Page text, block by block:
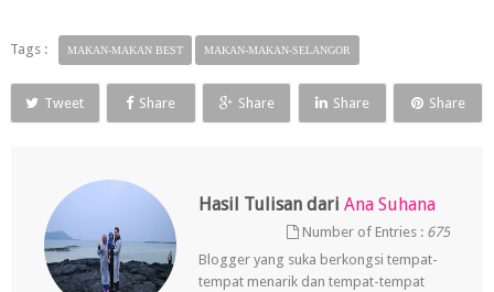
Tags : MAKAN-MAKAN BEST MAKAN-MAKAN-SELANGOR
Tweet Share Share Share Share
Hasil Tulisan dari Ana Suhana
Number of Entries : 675
Blogger yang suka berkongsi tempat-
tempat menarik dan tempat-tempat